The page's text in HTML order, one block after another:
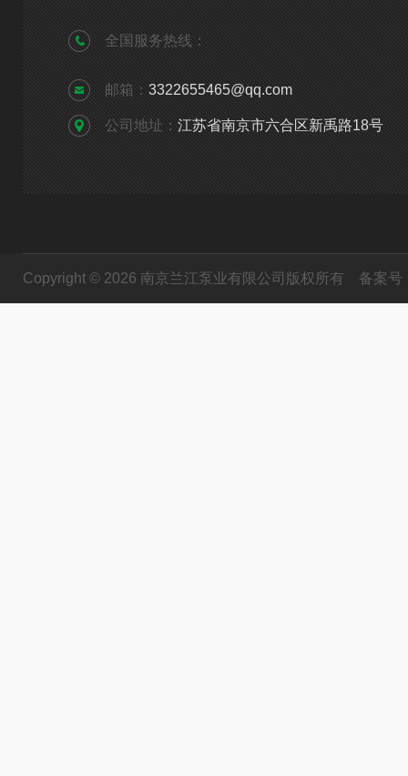
全国服务热线：
邮箱： 3322655465@qq.com
公司地址： 江苏省南京市六合区新禹路18号
Copyright © 2026 南京兰江泵业有限公司版权所有 备案号